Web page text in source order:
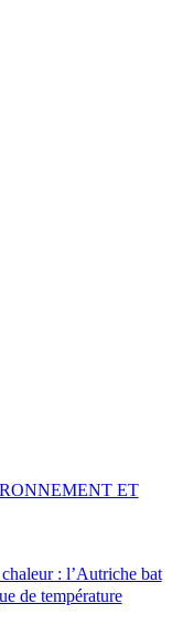
: l’Autriche bat
de température
ET